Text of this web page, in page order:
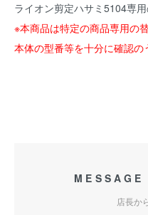
ライオン剪定ハサミ5104専用
※本商品は特定の商品専用の
本体の型番等を十分に確認の
店長か